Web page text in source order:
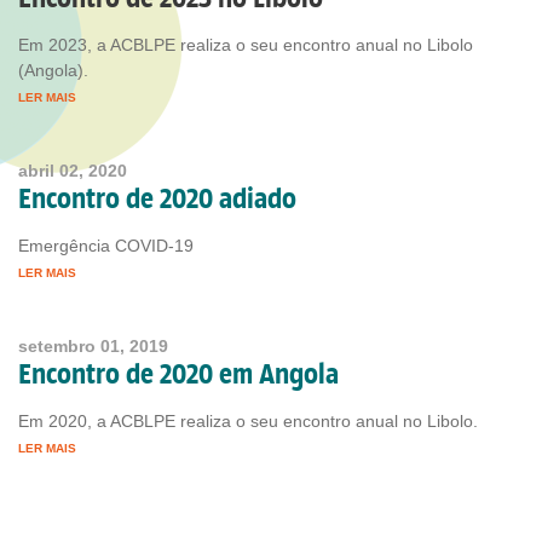
Em 2023, a ACBLPE realiza o seu encontro anual no Libolo
(Angola).
LER MAIS
abril 02, 2020
Encontro de 2020 adiado
Emergência COVID-19
LER MAIS
setembro 01, 2019
Encontro de 2020 em Angola
Em 2020, a ACBLPE realiza o seu encontro anual no Libolo.
LER MAIS